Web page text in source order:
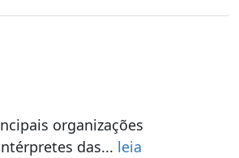
organizações
das... leia